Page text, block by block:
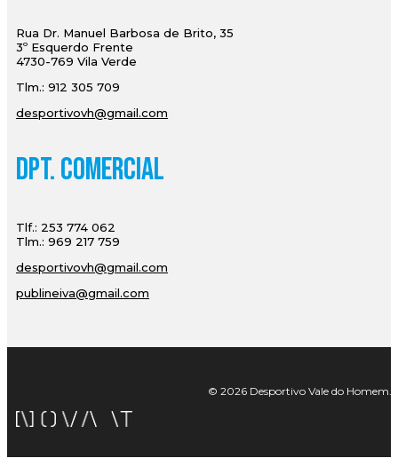
Rua Dr. Manuel Barbosa de Brito, 35
3º Esquerdo Frente
4730-769 Vila Verde
Tlm.: 912 305 709
desportivovh@gmail.com
Dpt. Comercial
Tlf.: 253 774 062
Tlm.: 969 217 759
desportivovh@gmail.com
publineiva@gmail.com
© 2026 Desportivo Vale do Homem.